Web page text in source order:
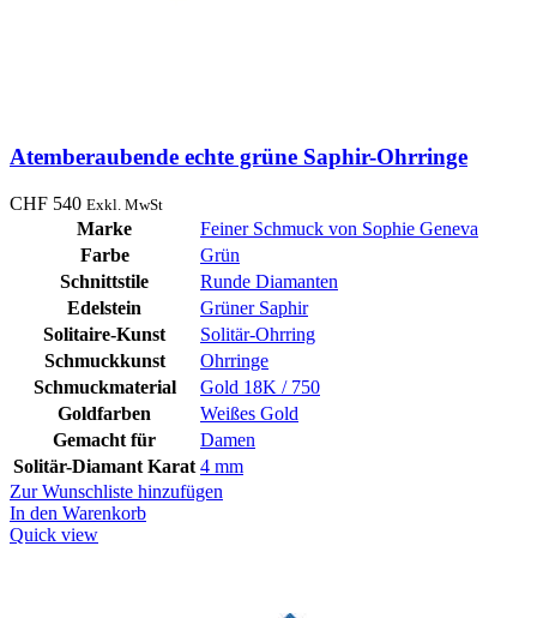
Atemberaubende echte grüne Saphir-Ohrringe
CHF 540 Exkl. MwSt
Marke
Feiner Schmuck von Sophie Geneva
Farbe
Grün
Schnittstile
Runde Diamanten
Edelstein
Grüner Saphir
Solitaire-Kunst
Solitär-Ohrring
Schmuckkunst
Ohrringe
Schmuckmaterial
Gold 18K / 750
Goldfarben
Weißes Gold
Gemacht für
Damen
Solitär-Diamant Karat 4 mm
Zur Wunschliste hinzufügen
In den Warenkorb
Quick view